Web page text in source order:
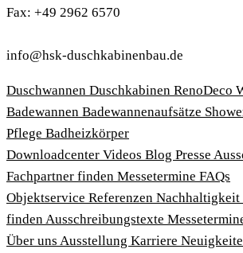
Fax: +49 2962 6570
info@hsk-duschkabinenbau.de
Duschwannen Duschkabinen RenoDeco
Badewannen Badewannenaufsätze
Pflege Badheizkörper
Download­center Videos Blog Presse
Fachpartner finden Messetermine FAQs
Objektservice Referenzen Nachhaltigkeit
finden Ausschreibungstexte
Über uns Ausstellung Karriere